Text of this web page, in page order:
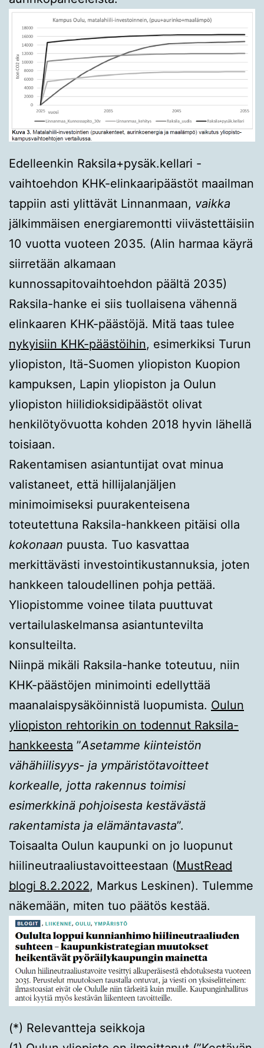
Edelleenkin Raksila+pysäk.kellari -
vaihtoehdon KHK-elinkaaripäästöt maailman
tappiin asti ylittävät Linnanmaan, vaikka
jälkimmäisen energiaremontti viivästettäisiin
10 vuotta vuoteen 2035. (Alin harmaa käyrä
siirretään alkamaan
kunnossapitovaihtoehdon päältä 2035)
Raksila-hanke ei siis tuollaisena vähennä
elinkaaren KHK-päästöjä. Mitä taas tulee
nykyisiin KHK-päästöihin, esimerkiksi Turun
yliopiston, Itä-Suomen yliopiston Kuopion
kampuksen, Lapin yliopiston ja Oulun
yliopiston hiilidioksidipäästöt olivat
henkilötyövuotta kohden 2018 hyvin lähellä
toisiaan.
Rakentamisen asiantuntijat ovat minua
valistaneet, että hillijalanjäljen
minimoimiseksi puurakenteisena
toteutettuna Raksila-hankkeen pitäisi olla
kokonaan puusta. Tuo kasvattaa
merkittävästi investointikustannuksia, joten
hankkeen taloudellinen pohja pettää.
Yliopistomme voinee tilata puuttuvat
vertailulaskelmansa asiantuntevilta
konsulteilta.
Niinpä mikäli Raksila-hanke toteutuu, niin
KHK-päästöjen minimointi edellyttää
maanalaispysäköinnistä luopumista. Oulun
yliopiston rehtorikin on todennut Raksila-
hankkeesta ”Asetamme kiinteistön
vähähiilisyys- ja ympäristötavoitteet
korkealle, jotta rakennus toimisi
esimerkkinä pohjoisesta kestävästä
rakentamista ja elämäntavasta”.
Toisaalta Oulun kaupunki on jo luopunut
hiilineutraaliustavoitteestaan (MustRead
blogi 8.2.2022, Markus Leskinen). Tulemme
näkemään, miten tuo päätös kestää.
(*) Relevantteja seikkoja